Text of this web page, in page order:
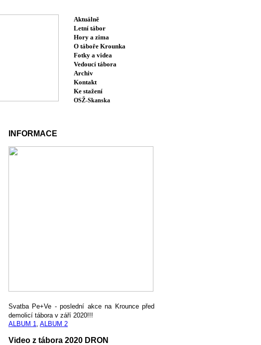
Aktuálně
Letní tábor
Hory a zima
O táboře Krounka
Fotky a videa
Vedoucí tábora
Archiv
Kontakt
Ke stažení
OSŽ-Skanska
INFORMACE
Svatba Pe+Ve - poslední akce na Krounce před
demolicí tábora v září 2020!!!
ALBUM 1, ALBUM 2
Video z tábora 2020 DRON